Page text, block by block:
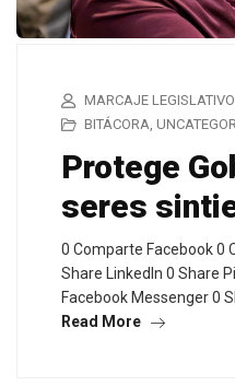
MARCAJE LEGISLATIVO
BITÁCORA
Protege
seres
0 Comparte Facebook 0
Share LinkedIn 0 Share
Facebook Messenger 0
Read More